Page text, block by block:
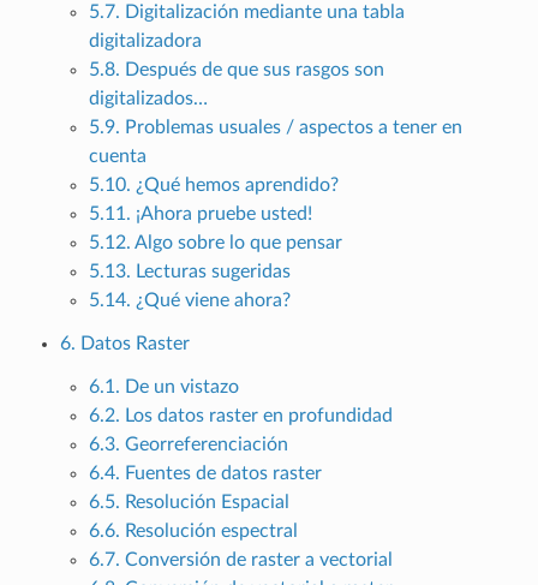
5.7. Digitalización mediante una tabla
digitalizadora
5.8. Después de que sus rasgos son
digitalizados…
5.9. Problemas usuales / aspectos a tener en
cuenta
5.10. ¿Qué hemos aprendido?
5.11. ¡Ahora pruebe usted!
5.12. Algo sobre lo que pensar
5.13. Lecturas sugeridas
5.14. ¿Qué viene ahora?
6. Datos Raster
6.1. De un vistazo
6.2. Los datos raster en profundidad
6.3. Georreferenciación
6.4. Fuentes de datos raster
6.5. Resolución Espacial
6.6. Resolución espectral
6.7. Conversión de raster a vectorial